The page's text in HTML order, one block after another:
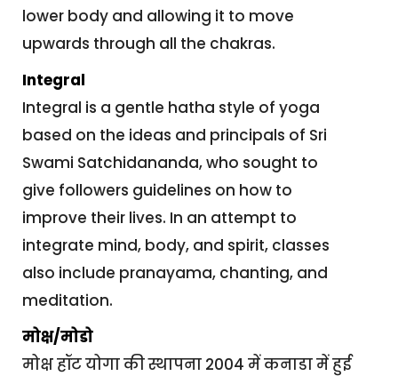
lower body and allowing it to move
upwards through all the chakras.
Integral
Integral is a gentle hatha style of yoga
based on the ideas and principals of Sri
Swami Satchidananda, who sought to
give followers guidelines on how to
improve their lives. In an attempt to
integrate mind, body, and spirit, classes
also include pranayama, chanting, and
meditation.
मोक्ष/मोडो
मोक्ष हॉट योगा की स्थापना 2004 में कनाडा में हुई